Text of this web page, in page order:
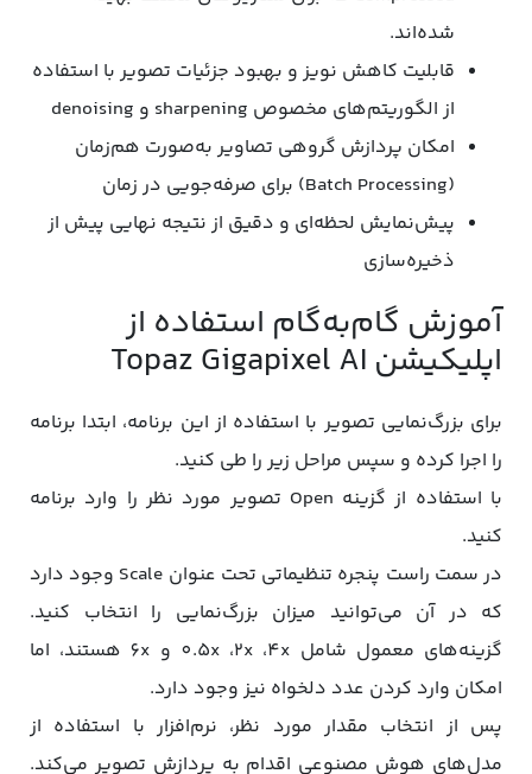
شده‌اند.
قابلیت کاهش نویز و بهبود جزئیات تصویر با استفاده
از الگوریتم‌های مخصوص sharpening و denoising
امکان پردازش گروهی تصاویر به‌صورت هم‌زمان
(Batch Processing) برای صرفه‌جویی در زمان
پیش‌نمایش لحظه‌ای و دقیق از نتیجه نهایی پیش از
ذخیره‌سازی
آموزش گام‌به‌گام استفاده از
اپلیکیشن Topaz Gigapixel AI
برای بزرگ‌نمایی تصویر با استفاده از این برنامه، ابتدا برنامه
را اجرا کرده و سپس مراحل زیر را طی کنید.
با استفاده از گزینه Open تصویر مورد نظر را وارد برنامه
کنید.
در سمت راست پنجره تنظیماتی تحت عنوان Scale وجود دارد
که در آن می‌توانید میزان بزرگ‌نمایی را انتخاب کنید.
گزینه‌های معمول شامل 0.5x ،2x ،4x و 6x هستند، اما
امکان وارد کردن عدد دلخواه نیز وجود دارد.
پس از انتخاب مقدار مورد نظر، نرم‌افزار با استفاده از
مدل‌های هوش مصنوعی اقدام به پردازش تصویر می‌کند.